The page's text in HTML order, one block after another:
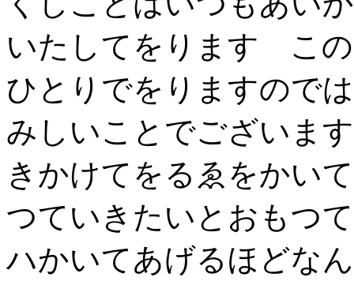
いたしてをります こ
ひとりでをりますので
みしいことでござい
きかけてをるゑをかい
つていきたいとおもつ
ハかいてあげるほどな